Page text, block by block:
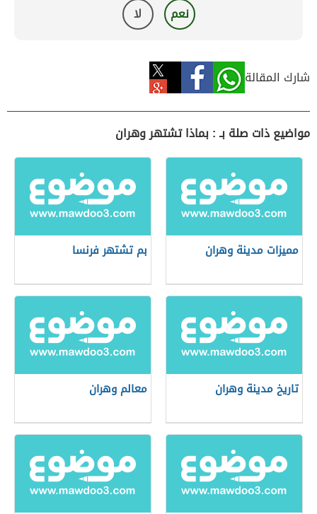
نعم لا
شارك المقالة
مواضيع ذات صلة بـ : بماذا تشتهر وهران
مميزات مدينة وهران بم تشتهر فرنسا
تاريخ مدينة وهران معالم وهران